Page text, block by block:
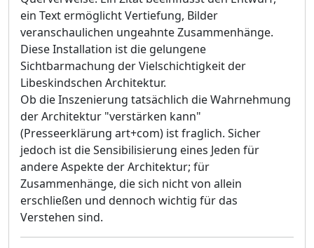
ein Text ermöglicht Vertiefung, Bilder
veranschaulichen ungeahnte Zusammenhänge.
Diese Installation ist die gelungene
Sichtbarmachung der Vielschichtigkeit der
Libeskindschen Architektur.
Ob die Inszenierung tatsächlich die Wahrnehmung
der Architektur "verstärken kann"
(Presseerklärung art+com) ist fraglich. Sicher
jedoch ist die Sensibilisierung eines Jeden für
andere Aspekte der Architektur; für
Zusammenhänge, die sich nicht von allein
erschließen und dennoch wichtig für das
Verstehen sind.